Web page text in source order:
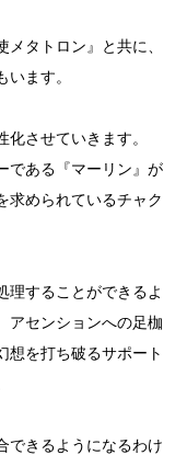
タトロン』と共に、
ます。
させていきます。
である『マーリン』が
求められているチャク
理することができるよ
アセンションへの足枷
想を打ち破るサポート
できるようになるわけ